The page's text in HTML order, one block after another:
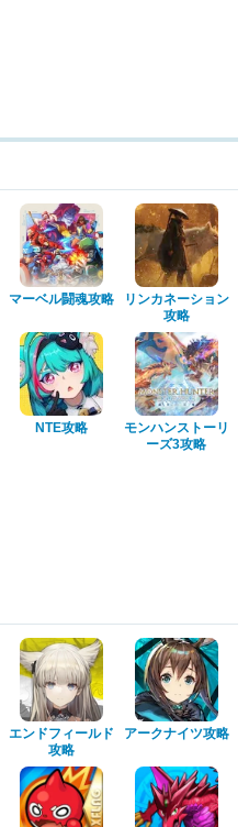
マーベル闘魂攻略
リンカネーション
攻略
NTE攻略
モンハンストーリ
ーズ3攻略
エンドフィールド
攻略
アークナイツ攻略